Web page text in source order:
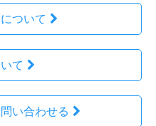
ついて
て
い合わせる